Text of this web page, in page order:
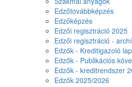
Edzőtovábbképzés
Edzőképzés
Edzői regisztráció 2025
Edzői regisztráció -
Edzők - Kreditigazoló lap
Edzők - Publikációs
Edzők - kreditrendszer
Edzők 2025/2026